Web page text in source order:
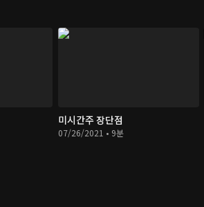
미시간주 장단점
07/26/2021 • 9분